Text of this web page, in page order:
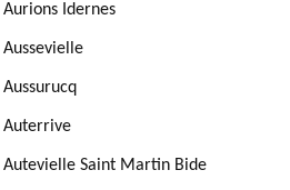
Idernes
Auterrive
Saint Martin Bide